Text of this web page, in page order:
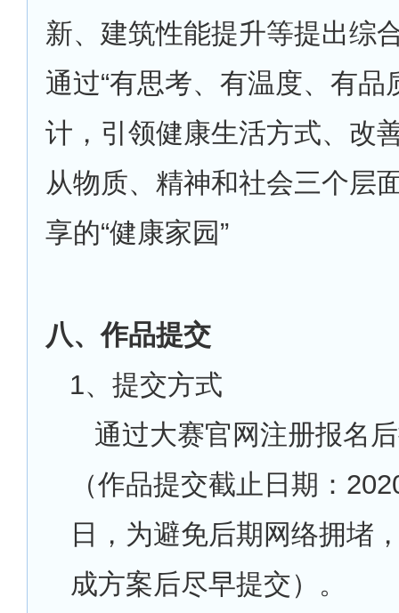
新、建筑性能提升等提出综
通过“有思考、有温度、有品
计，引领健康生活方式、改
从物质、精神和社会三个层
享的“健康家园”
八、作品提交
1、提交方式
通过大赛官网注册报名
（作品提交截止日期：
日，为避免后期网络拥堵
成方案后尽早提交）。